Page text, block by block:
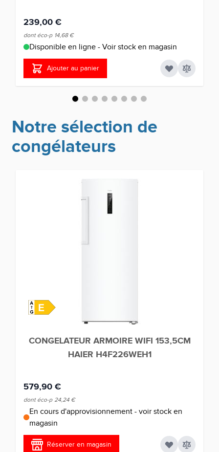
239,00 €
dont éco-p 14,68 €
Disponible en ligne - Voir stock en magasin
Ajouter au panier
Notre sélection de
congélateurs
CONGELATEUR ARMOIRE WIFI 153,5CM
HAIER H4F226WEH1
579,90 €
dont éco-p 24,24 €
En cours d'approvisionnement - voir stock en
magasin
Réserver en magasin